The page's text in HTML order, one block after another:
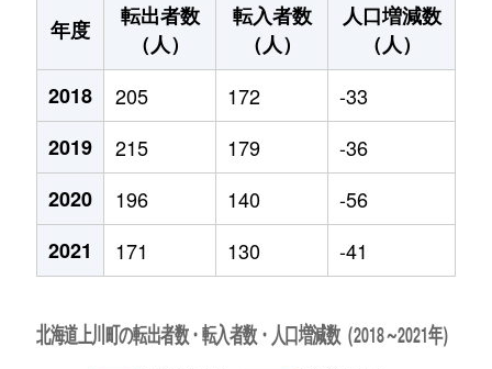
年度
転出者数
（人）
転入者数
（人）
人口増減数
（人）
2018
205 172
-33
2019
215 179
-36
2020
196 140
-56
2021
171 130 -41